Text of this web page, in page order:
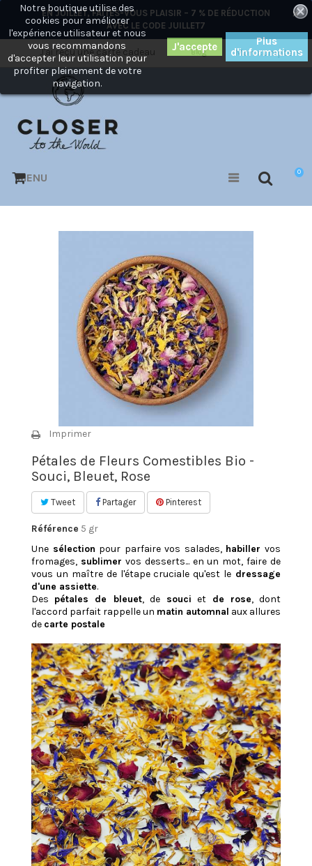
EN JUILLET, FAITES-VOUS PLAISIR – 7 % DE RÉDUCTION
AVEC LE CODE JUILLET7
×
Mon compte
Blog
J'ai reçu une carte cadeau
0
MENU
Notre boutique utilise des
cookies pour améliorer
l'expérience utilisateur et nous
vous recommandons
d'accepter leur utilisation pour
profiter pleinement de votre
navigation.
Plus
d'informations
Imprimer
Pétales de Fleurs Comestibles Bio -
Souci, Bleuet, Rose
Tweet Partager Pinterest
Référence 5 gr
Une sélection pour parfaire vos salades, habiller vos
fromages, sublimer vos desserts... en un mot, faire de
vous un maître de l'étape cruciale qu'est le dressage
d'une assiette.
Des pétales de bleuet, desouci et de rose, dont
l'accord parfait rappelle un matin automnal aux allures
de carte postale